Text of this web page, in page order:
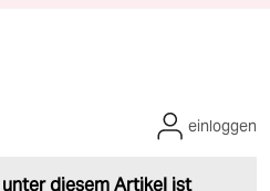
diesem Artikel ist
einloggen